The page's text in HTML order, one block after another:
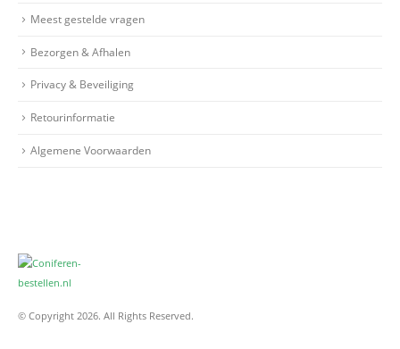
Meest gestelde vragen
Bezorgen & Afhalen
Privacy & Beveiliging
Retourinformatie
Algemene Voorwaarden
© Copyright 2026. All Rights Reserved.